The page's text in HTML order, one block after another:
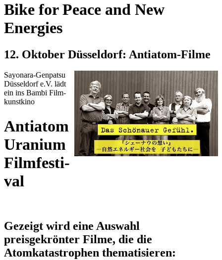
Bike for Peace and New
Energies
12. Oktober Düsseldorf: Antiatom-Filme
Sayo­nara-Gen­pat­su
Düs­sel­dorf e.V. lädt
ein ins Bam­bi Film­
kunst­ki­no
An­tia­tom
Ura­ni­um
Film­fes­ti­
val
Gezeigt wird eine Auswahl
preisgekrönter Filme, die die
Atomkatastrophen thematisieren: